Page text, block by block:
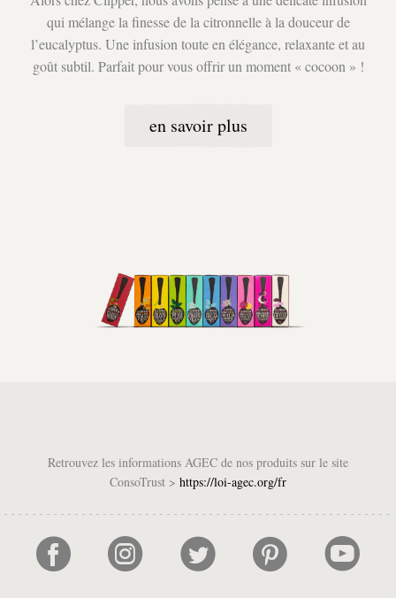
qui mélange la finesse de la citronnelle à la douceur de
l’eucalyptus. Une infusion toute en élégance, relaxante et au
goût subtil. Parfait pour vous offrir un moment « cocoon » !
en savoir plus
Retrouvez les informations AGEC de nos produits sur le site
ConsoTrust > https://loi-agec.org/fr